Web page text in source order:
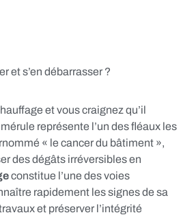
et s’en débarrasser ?
et vous craignez qu’il
représente l’un des fléaux les
« le cancer du bâtiment »,
des dégâts irréversibles en
constitue l’une des voies
rapidement les signes de sa
et préserver l’intégrité